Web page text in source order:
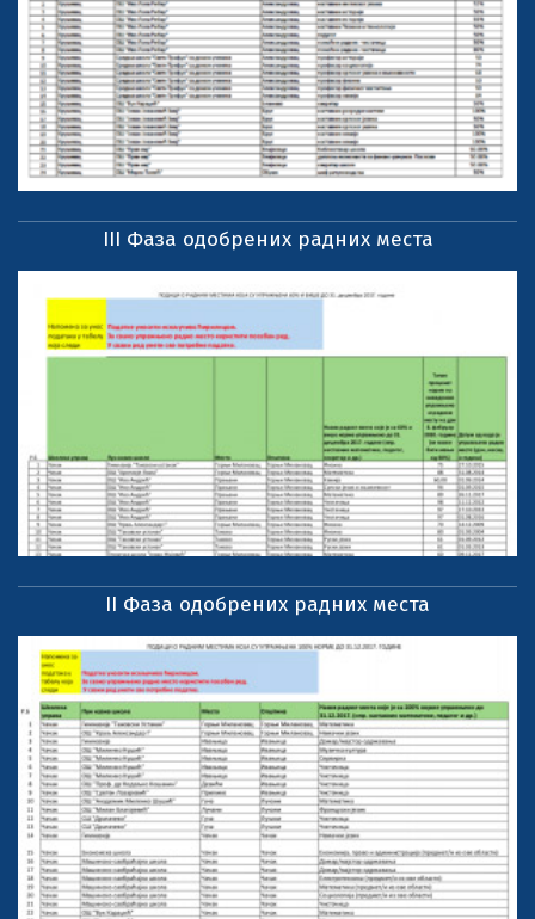
III Фаза одобрених радних места
II Фаза одобрених радних места